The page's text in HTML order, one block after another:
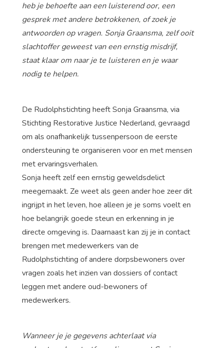
heb je behoefte aan een luisterend oor, een
gesprek met andere betrokkenen, of zoek je
antwoorden op vragen. Sonja Graansma, zelf ooit
slachtoffer geweest van een ernstig misdrijf,
staat klaar om naar je te luisteren en je waar
nodig te helpen.
De Rudolphstichting heeft Sonja Graansma, via
Stichting Restorative Justice Nederland, gevraagd
om als onafhankelijk tussenpersoon de eerste
ondersteuning te organiseren voor en met mensen
met ervaringsverhalen.
Sonja heeft zelf een ernstig geweldsdelict
meegemaakt. Ze weet als geen ander hoe zeer dit
ingrijpt in het leven, hoe alleen je je soms voelt en
hoe belangrijk goede steun en erkenning in je
directe omgeving is. Daarnaast kan zij je in contact
brengen met medewerkers van de
Rudolphstichting of andere dorpsbewoners over
vragen zoals het inzien van dossiers of contact
leggen met andere oud-bewoners of
medewerkers.
Wanneer je je gegevens achterlaat via